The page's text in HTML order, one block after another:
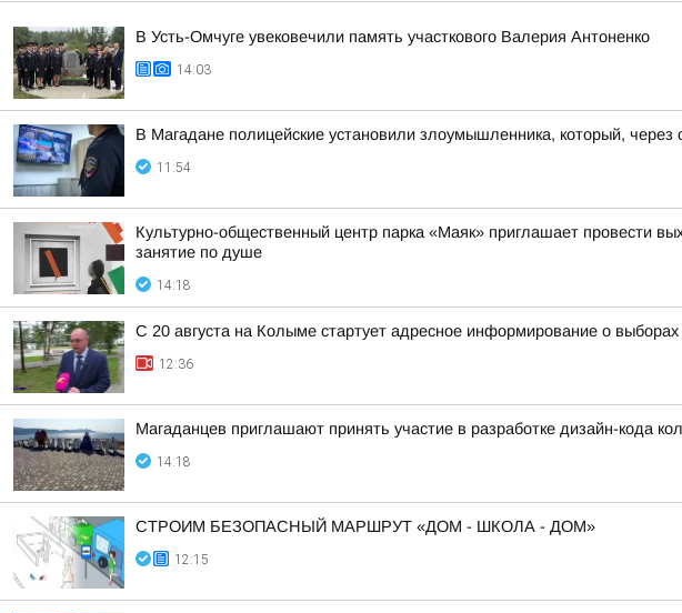
В Усть-Омчуге увековечили память участкового Валерия Антоненко
14:03
В Магадане полицейские установили злоумышленника, который,
11:54
Культурно-общественный центр парка «Маяк» приглашает провести
занятие по душе
14:18
С 20 августа на Колыме стартует адресное информирование о выборах
12:36
Магаданцев приглашают принять участие в разработке дизайн-кода
14:18
СТРОИМ БЕЗОПАСНЫЙ МАРШРУТ «ДОМ - ШКОЛА - ДОМ»
12:15